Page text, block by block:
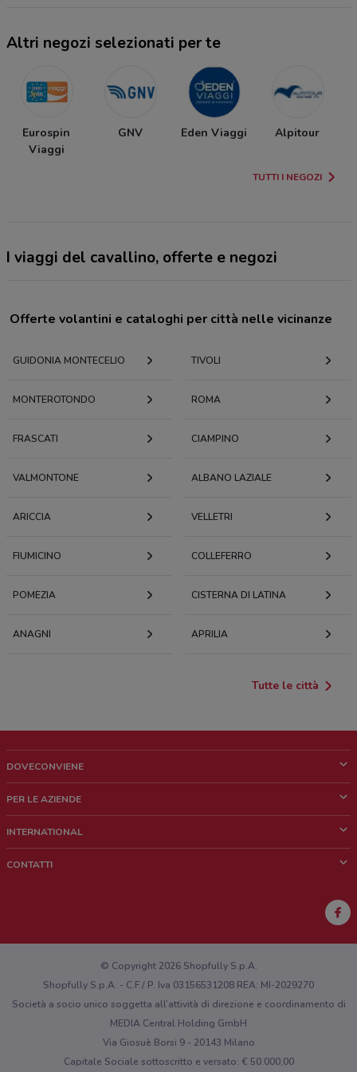
Altri negozi selezionati per te
Eurospin
Viaggi
GNV Eden Viaggi Alpitour
TUTTI I NEGOZI
I viaggi del cavallino, offerte e negozi
Offerte volantini e cataloghi per città nelle vicinanze
GUIDONIA MONTECELIO TIVOLI
MONTEROTONDO ROMA
FRASCATI CIAMPINO
VALMONTONE ALBANO LAZIALE
ARICCIA VELLETRI
FIUMICINO COLLEFERRO
POMEZIA CISTERNA DI LATINA
ANAGNI APRILIA
Tutte le città
DOVECONVIENE
Chi siamo
Lavora con noi
PER LE AZIENDE
Richieste commerciali e marketing
INTERNATIONAL
CONTATTI
Hai un malfunzionamento sul web o sull'app?
© Copyright 2026 Shopfully S.p.A.
Shopfully S.p.A. - C.F / P. Iva 03156531208 REA: MI-2029270
Società a socio unico soggetta all’attività di direzione e coordinamento di
MEDIA Central Holding GmbH
Via Giosuè Borsi 9 - 20143 Milano
Capitale Sociale sottoscritto e versato: € 50.000,00